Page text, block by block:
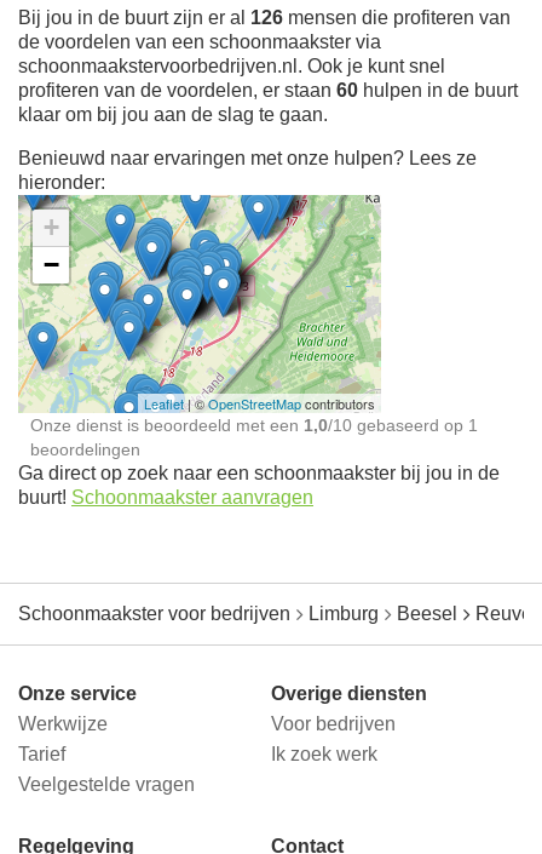
Bij jou in de buurt zijn er al 126 mensen die profiteren van
de voordelen van een schoonmaakster via
schoonmaakstervoorbedrijven.nl. Ook je kunt snel
profiteren van de voordelen, er staan 60 hulpen in de buurt
klaar om bij jou aan de slag te gaan.
Benieuwd naar ervaringen met onze hulpen? Lees ze
hieronder:
Ontdek meer ervaringen
Schoonmaakster bij
jou in de buurt
+
−
Leaflet| ©OpenStreetMapcontributors
Onze dienst is beoordeeld met een 1,0/10 gebaseerd op 1
beoordelingen
Ga direct op zoek naar een schoonmaakster bij jou in de
buurt! Schoonmaakster aanvragen
Schoonmaakster voor bedrijven Limburg Beesel Reuver
Onze service
Werkwijze
Tarief
Veelgestelde vragen
Overige diensten
Voor bedrijven
Ik zoek werk
Regelgeving Contact